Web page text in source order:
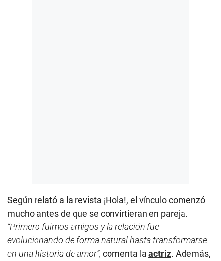
Según relató a la revista ¡Hola!, el vínculo comenzó
mucho antes de que se convirtieran en pareja.
“Primero fuimos amigos y la relación fue
evolucionando de forma natural hasta transformarse
en una historia de amor”, comenta la actriz. Además,